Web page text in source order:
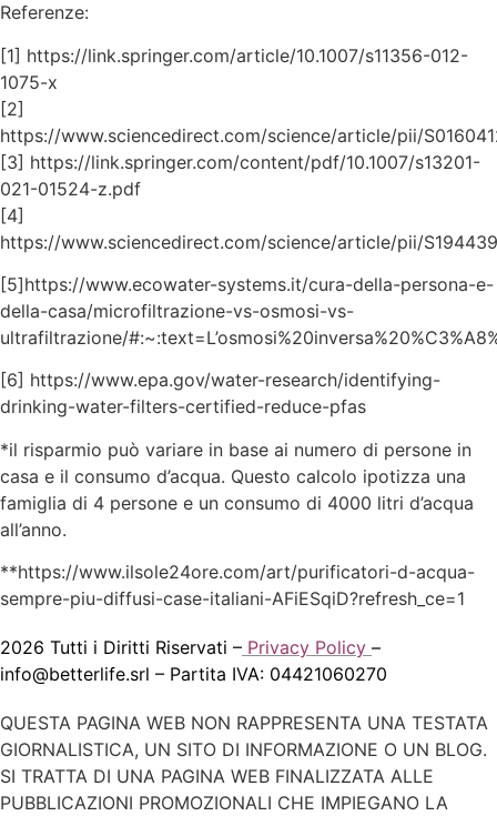
Referenze:
[1] https://link.springer.com/article/10.1007/s11356-012-
1075-x
[2]
https://www.sciencedirect.com/science/article/pii/
[3] https://link.springer.com/content/pdf/10.1007/s13201-
021-01524-z.pdf
[4]
https://www.sciencedirect.com/science/article/pii/
[5]https://www.ecowater-systems.it/cura-della-persona-e-
della-casa/microfiltrazione-vs-osmosi-vs-
ultrafiltrazione/
[6] https://www.epa.gov/water-research/identifying-
drinking-water-filters-certified-reduce-pfas
*il risparmio può variare in base ai numero di persone in
casa e il consumo d’acqua. Questo calcolo ipotizza una
famiglia di 4 persone e un consumo di 4000 litri d’acqua
all’anno.
**https://www.ilsole24ore.com/art/purificatori-d-acqua-
sempre-piu-diffusi-case-italiani-AFiESqiD?refresh_ce=1
2026 Tutti i Diritti Riservati – Privacy Policy –
info@betterlife.srl – Partita IVA: 04421060270
QUESTA PAGINA WEB NON RAPPRESENTA UNA TESTATA
GIORNALISTICA, UN SITO DI INFORMAZIONE O UN BLOG.
SI TRATTA DI UNA PAGINA WEB FINALIZZATA ALLE
PUBBLICAZIONI PROMOZIONALI CHE IMPIEGANO LA